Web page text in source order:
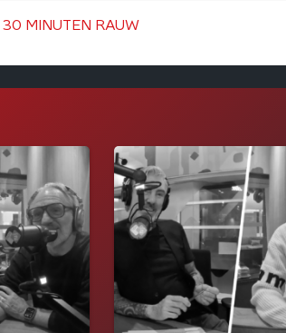
30 MINUTEN RAUW